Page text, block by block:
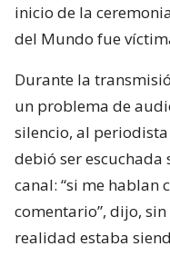
inicio de la
del Mundo fue
Durante la
un problema de
silencio, al
debió ser
canal: “si me hablan
comentario”, dijo,
realidad estaba